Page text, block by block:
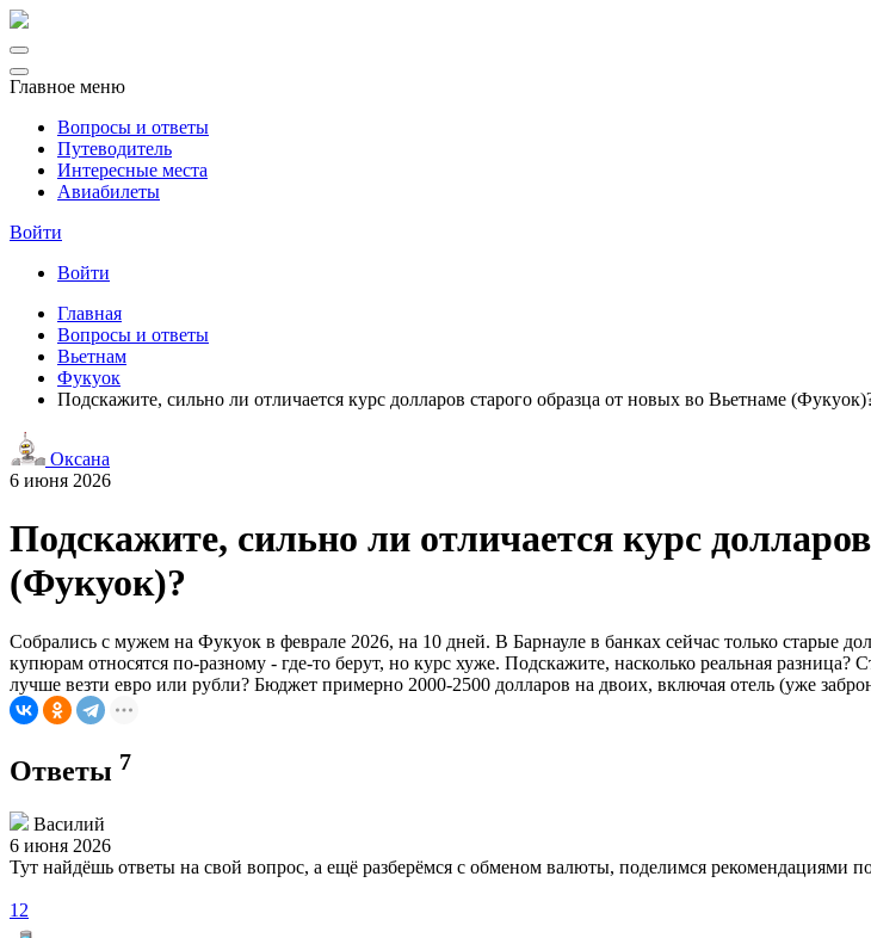
Главное меню
Вопросы и ответы
Путеводитель
Интересные места
Авиабилеты
Войти
Войти
Главная
Вопросы и ответы
Вьетнам
Фукуок
Подскажите, сильно ли отличается курс долларов старого образца от новых во Вьетнаме
Оксана
6 июня 2026
Подскажите, сильно ли отличается курс
(Фукуок)?
Собрались с мужем на Фукуок в феврале 2026, на 10 дней. В Барнауле в банках сейчас только старые
купюрам относятся по-разному - где-то берут, но курс хуже. Подскажите, насколько реальная
лучше везти евро или рубли? Бюджет примерно 2000-2500 долларов на двоих, включая отель (уже
Ответы 7
Василий
6 июня 2026
Тут найдёшь ответы на свой вопрос, а ещё разберёмся с обменом валюты, поделимся рекомендациями
12